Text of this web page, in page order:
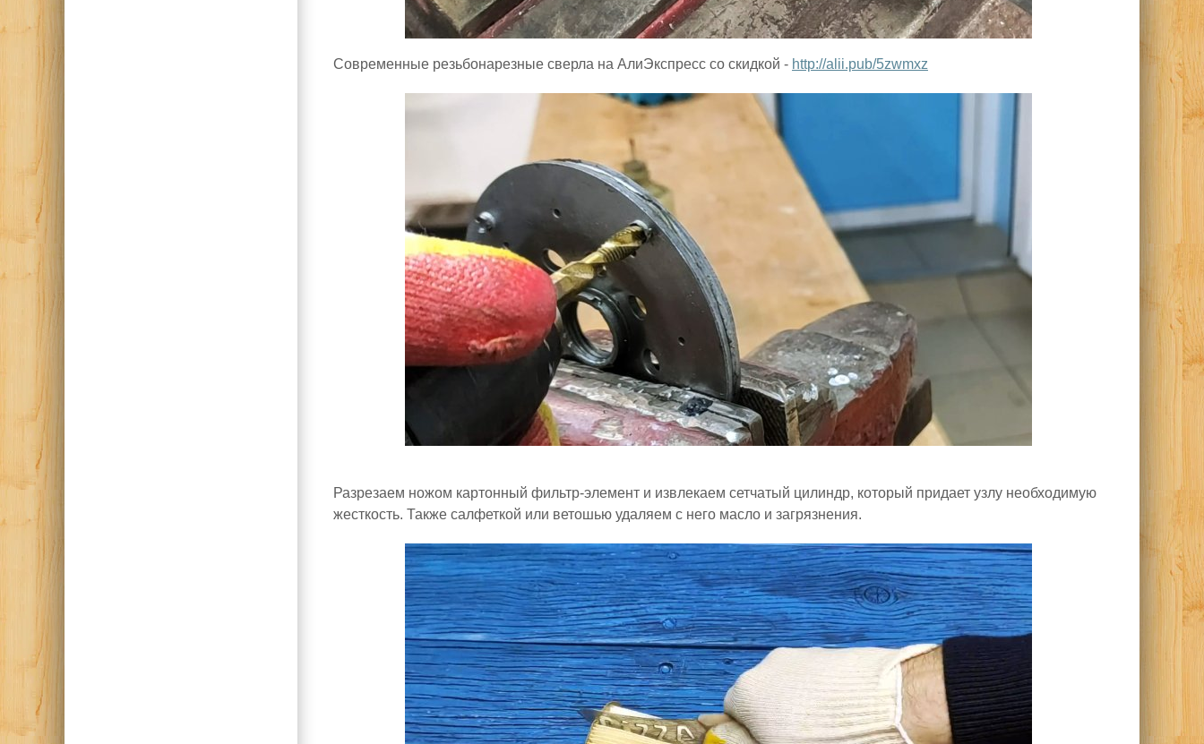
Современные резьбонарезные сверла на АлиЭкспресс со скидкой - http://alii.pub/5zwmxz
Разрезаем ножом картонный фильтр-элемент и извлекаем сетчатый цилиндр, который придает узлу необходимую
жесткость. Также салфеткой или ветошью удаляем с него масло и загрязнения.